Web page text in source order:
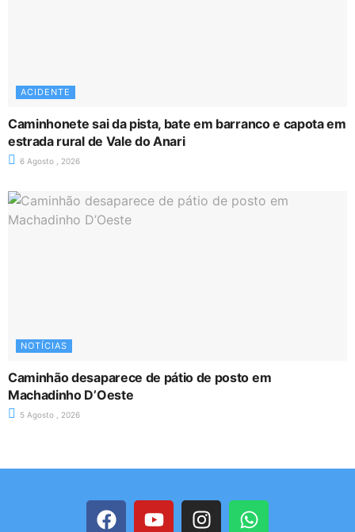
ACIDENTE
Caminhonete sai da pista, bate em barranco e capota em
estrada rural de Vale do Anari
6 Agosto , 2026
NOTÍCIAS
Caminhão desaparece de pátio de posto em
Machadinho D’Oeste
5 Agosto , 2026